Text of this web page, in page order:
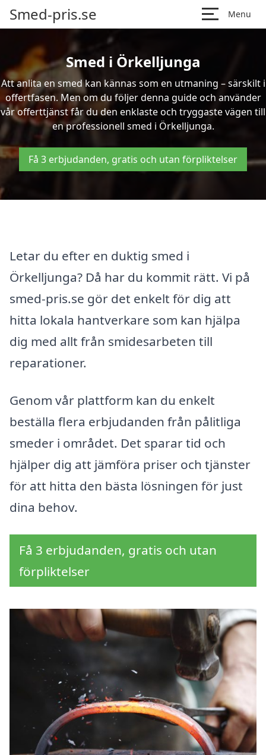
Smed-pris.se Menu
Smed i Örkelljunga
Att anlita en smed kan kännas som en utmaning – särskilt i
offertfasen. Men om du följer denna guide och använder
vår offerttjänst får du den enklaste och tryggaste vägen till
en professionell smed i Örkelljunga.
Få 3 erbjudanden, gratis och utan förpliktelser
Letar du efter en duktig smed i
Örkelljunga? Då har du kommit rätt. Vi på
smed-pris.se gör det enkelt för dig att
hitta lokala hantverkare som kan hjälpa
dig med allt från smidesarbeten till
reparationer.
Genom vår plattform kan du enkelt
beställa flera erbjudanden från pålitliga
smeder i området. Det sparar tid och
hjälper dig att jämföra priser och tjänster
för att hitta den bästa lösningen för just
dina behov.
Få 3 erbjudanden, gratis och utan
förpliktelser